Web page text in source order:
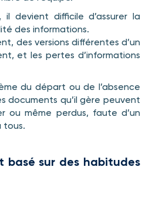
il devient difficile d’assurer la
des informations.
des versions différentes d’un
et les pertes d’informations
du départ ou de l’absence
documents qu’il gère peuvent
ou même perdus, faute d’un
tous.
basé sur des habitudes